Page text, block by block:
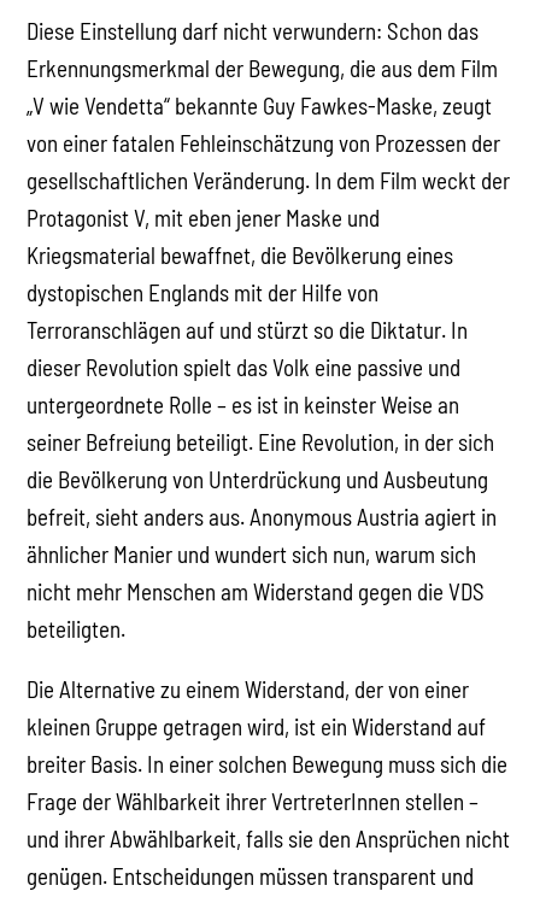
Diese Einstellung darf nicht verwundern: Schon das
Erkennungsmerkmal der Bewegung, die aus dem Film
„V wie Vendetta“ bekannte Guy Fawkes-Maske, zeugt
von einer fatalen Fehleinschätzung von Prozessen der
gesellschaftlichen Veränderung. In dem Film weckt der
Protagonist V, mit eben jener Maske und
Kriegsmaterial bewaffnet, die Bevölkerung eines
dystopischen Englands mit der Hilfe von
Terroranschlägen auf und stürzt so die Diktatur. In
dieser Revolution spielt das Volk eine passive und
untergeordnete Rolle – es ist in keinster Weise an
seiner Befreiung beteiligt. Eine Revolution, in der sich
die Bevölkerung von Unterdrückung und Ausbeutung
befreit, sieht anders aus. Anonymous Austria agiert in
ähnlicher Manier und wundert sich nun, warum sich
nicht mehr Menschen am Widerstand gegen die VDS
beteiligten.
Die Alternative zu einem Widerstand, der von einer
kleinen Gruppe getragen wird, ist ein Widerstand auf
breiter Basis. In einer solchen Bewegung muss sich die
Frage der Wählbarkeit ihrer VertreterInnen stellen –
und ihrer Abwählbarkeit, falls sie den Ansprüchen nicht
genügen. Entscheidungen müssen transparent und